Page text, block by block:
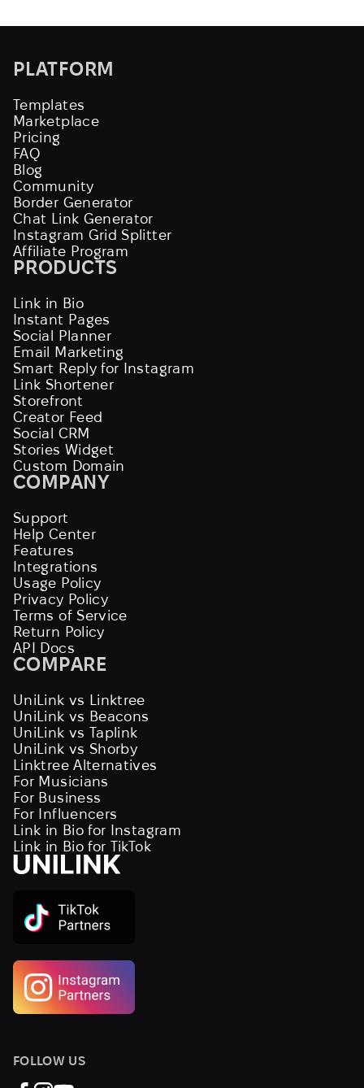
PLATFORM
Templates
Marketplace
Pricing
FAQ
Blog
Community
Border Generator
Chat Link Generator
Instagram Grid Splitter
Affiliate Program
PRODUCTS
Link in Bio
Instant Pages
Social Planner
Email Marketing
Smart Reply for Instagram
Link Shortener
Storefront
Creator Feed
Social CRM
Stories Widget
Custom Domain
COMPANY
Support
Help Center
Features
Integrations
Usage Policy
Privacy Policy
Terms of Service
Return Policy
API Docs
COMPARE
UniLink vs Linktree
UniLink vs Beacons
UniLink vs Taplink
UniLink vs Shorby
Linktree Alternatives
For Musicians
For Business
For Influencers
Link in Bio for Instagram
Link in Bio for TikTok
FOLLOW US